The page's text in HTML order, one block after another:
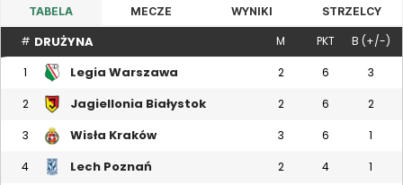
TABELA MECZE WYNIKI STRZELCY
# DRUŻYNA M PKT B (+/-)
1 Legia Warszawa 2 6 3
2 Jagiellonia Białystok 2 6 2
3 Wisła Kraków 3 6 1
4 Lech Poznań 2 4 1